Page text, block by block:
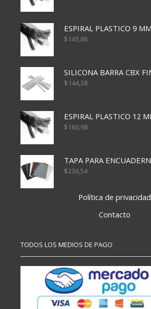
$143,86
$144,38
$160,98
$236,54
Política de privacidad
Contacto
TODOS LOS MEDIOS DE PAGO